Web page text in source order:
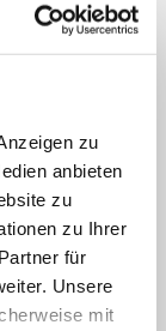
zu
anbieten
zu
zu Ihrer
für
Unsere
mit